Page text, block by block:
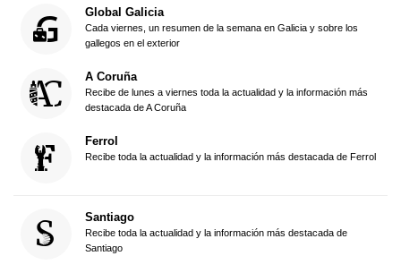
Global Galicia
Cada viernes, un resumen de la semana en Galicia y sobre los
gallegos en el exterior
A Coruña
Recibe de lunes a viernes toda la actualidad y la información más
destacada de A Coruña
Ferrol
Recibe toda la actualidad y la información más destacada de Ferrol
Santiago
Recibe toda la actualidad y la información más destacada de
Santiago